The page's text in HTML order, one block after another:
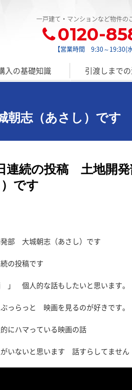
一戸建て・マンションなど物件の
0120-
【営業時間 9:30～19:30(
入の基礎知識 引渡しまで
志（あさし）です
連続の投稿 土地開
）です
部 大城朝志（あさし）です
の投稿です
個人的な話もしたいと思います。
っらっと 映画を見るのが好きです。
にハマっている映画の話
いないと思います 話すらしてません